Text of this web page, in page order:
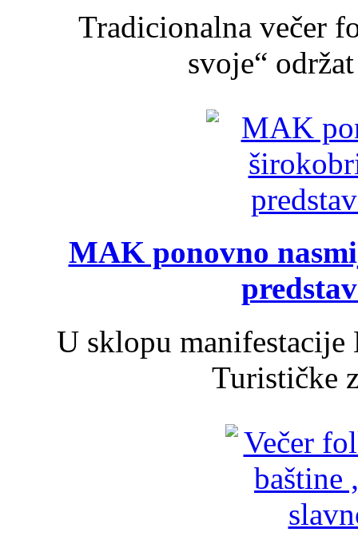
Tradicionalna večer
svoje“
MAK ponovno
U sklopu
Turističke